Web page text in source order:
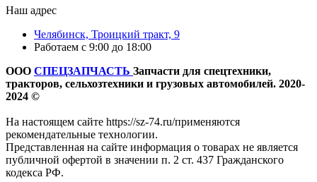
Наш адрес
Челябинск, Троицкий тракт, 9
Работаем с 9:00 до 18:00
ООО СПЕЦЗАПЧАСТЬ Запчасти для спецтехники,
тракторов, сельхозтехники и грузовых автомобилей. 2020-
2024 ©
На настоящем сайте https://sz-74.ru/применяются
рекомендательные технологии.
Представленная на сайте информация о товарах не является
публичной офертой в значении п. 2 ст. 437 Гражданского
кодекса РФ.